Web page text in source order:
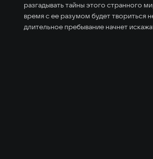
разгадывать тайны этого странного
время с ее разумом будет твориться
длительное пребывание начнет